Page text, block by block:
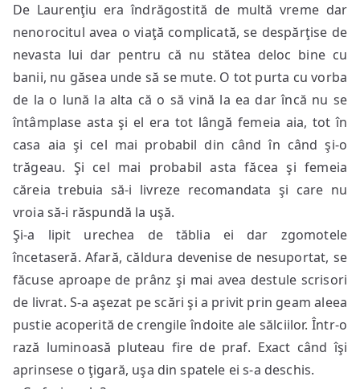
De Laurenţiu era îndrăgostită de multă vreme dar
nenorocitul avea o viaţă complicată, se despărţise de
nevasta lui dar pentru că nu stătea deloc bine cu
banii, nu găsea unde să se mute. O tot purta cu vorba
de la o lună la alta că o să vină la ea dar încă nu se
întâmplase asta şi el era tot lângă femeia aia, tot în
casa aia şi cel mai probabil din când în când şi-o
trăgeau. Şi cel mai probabil asta făcea şi femeia
căreia trebuia să-i livreze recomandata şi care nu
vroia să-i răspundă la uşă.
Şi-a lipit urechea de tăblia ei dar zgomotele
încetaseră. Afară, căldura devenise de nesuportat, se
făcuse aproape de prânz şi mai avea destule scrisori
de livrat. S-a aşezat pe scări şi a privit prin geam aleea
pustie acoperită de crengile îndoite ale sălciilor. Într-o
rază luminoasă pluteau fire de praf. Exact când îşi
aprinsese o ţigară, uşa din spatele ei s-a deschis.